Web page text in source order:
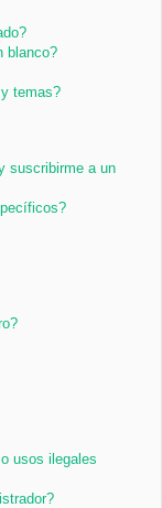
blanco?
temas?
suscribirme a un
usos ilegales